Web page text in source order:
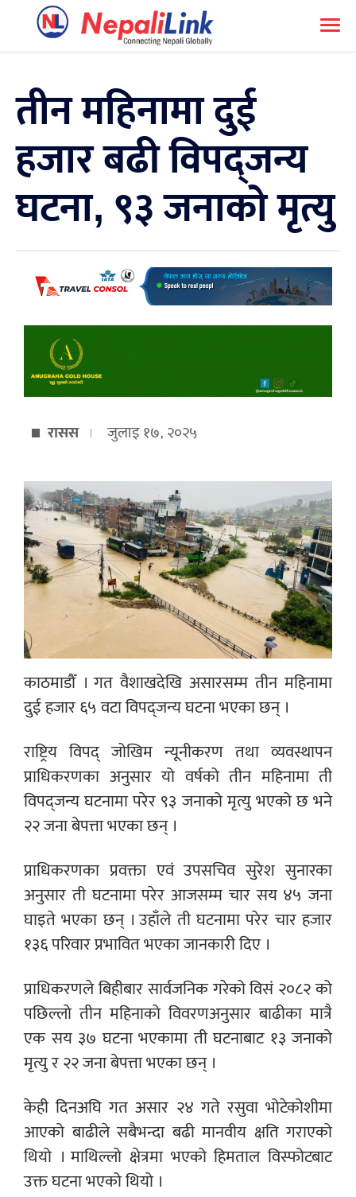
तीन महिनामा दुई
हजार बढी विपद्जन्य
घटना, ९३ जनाको मृत्यु
रासस जुलाइ १७, २०२५
काठमाडौँ । गत वैशाखदेखि असारसम्म तीन महिनामा
दुई हजार ६५ वटा विपद्जन्य घटना भएका छन् ।
राष्ट्रिय विपद् जोखिम न्यूनीकरण तथा व्यवस्थापन
प्राधिकरणका अनुसार यो वर्षको तीन महिनामा ती
विपद्जन्य घटनामा परेर ९३ जनाको मृत्यु भएको छ भने
२२ जना बेपत्ता भएका छन् ।
प्राधिकरणका प्रवक्ता एवं उपसचिव सुरेश सुनारका
अनुसार ती घटनामा परेर आजसम्म चार सय ४५ जना
घाइते भएका छन् । उहाँले ती घटनामा परेर चार हजार
१३६ परिवार प्रभावित भएका जानकारी दिए ।
प्राधिकरणले बिहीबार सार्वजनिक गरेको विसं २०८२ को
पछिल्लो तीन महिनाको विवरणअनुसार बाढीका मात्रै
एक सय ३७ घटना भएकामा ती घटनाबाट १३ जनाको
मृत्यु र २२ जना बेपत्ता भएका छन् ।
केही दिनअघि गत असार २४ गते रसुवा भोटेकोशीमा
आएको बाढीले सबैभन्दा बढी मानवीय क्षति गराएको
थियो । माथिल्लो क्षेत्रमा भएको हिमताल विस्फोटबाट
उक्त घटना भएको थियो ।